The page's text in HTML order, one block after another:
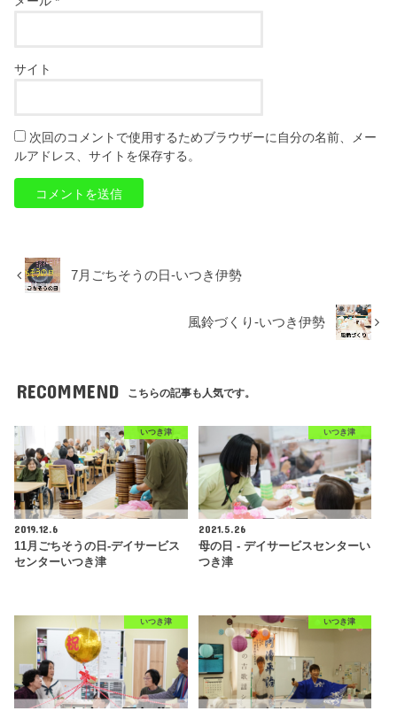
サイト
次回のコメントで使用するためブラウザーに自分の名前、メー
ルアドレス、サイトを保存する。
7月ごちそうの日-いつき伊勢
風鈴づくり-いつき伊勢
RECOMMEND こちらの記事も人気です。
いつき津
2019.12.6
11月ごちそうの日-デイサービス
センターいつき津
いつき津
2021.5.26
母の日 - デイサービスセンターい
つき津
いつき津 いつき津